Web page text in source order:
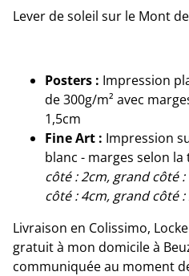
Lever de soleil sur le Mont
Posters : Impression
de 300g/m² avec
1,5cm
Fine Art : Impression
blanc - marges selon la
côté : 2cm, grand côté
côté : 4cm, grand côté :
Livraison en Colissimo,
gratuit à mon domicile à
communiquée au moment